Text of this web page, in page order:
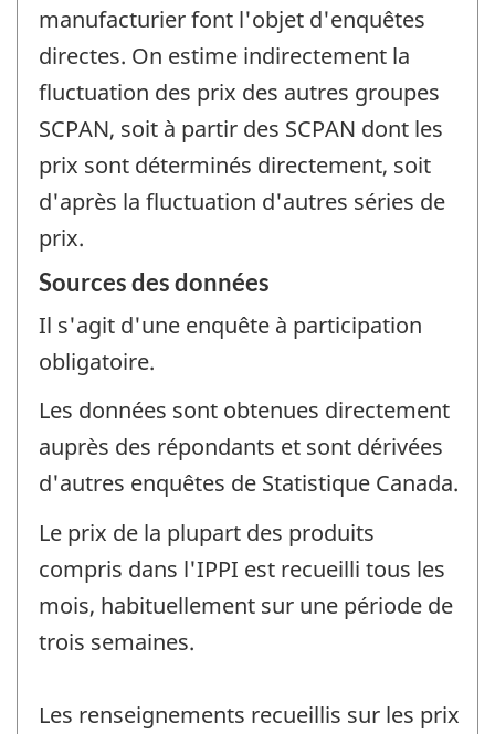
manufacturier font l'objet d'enquêtes
directes. On estime indirectement la
fluctuation des prix des autres groupes
SCPAN, soit à partir des SCPAN dont les
prix sont déterminés directement, soit
d'après la fluctuation d'autres séries de
prix.
Sources des données
Il s'agit d'une enquête à participation
obligatoire.
Les données sont obtenues directement
auprès des répondants et sont dérivées
d'autres enquêtes de Statistique Canada.
Le prix de la plupart des produits
compris dans l'IPPI est recueilli tous les
mois, habituellement sur une période de
trois semaines.
Les renseignements recueillis sur les prix